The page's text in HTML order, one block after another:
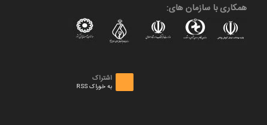
همکاری با سازمان های:
اشتراک
به خوراک RSS